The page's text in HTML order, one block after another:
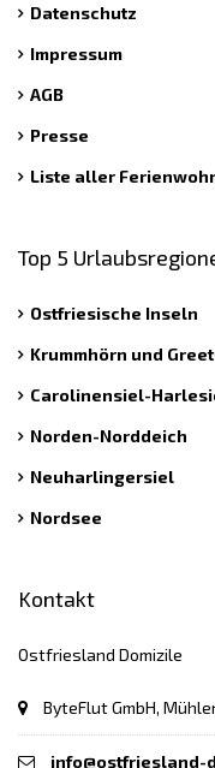
Datenschutz
Impressum
AGB
Presse
Liste aller
Top 5
Ostfriesische Inseln
Krummhörn und
Carolinensiel-
Norden-Norddeich
Neuharlingersiel
Nordsee
Kontakt
Ostfriesland Domizile
ByteFlut GmbH,
info@ostfriesland-